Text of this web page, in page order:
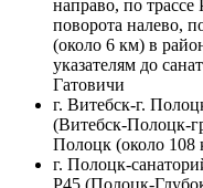
направо, по
поворота налево,
(около 6 км) в
указателям до
Гатовичи
г. Витебск-г.
(Витебск-Полоцк-
Полоцк (около 108
г. Полоцк-
Р45 (Полоцк-